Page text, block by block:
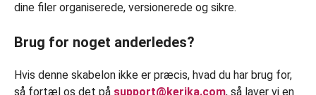
dine filer organiserede, versionerede og sikre.
Brug for noget anderledes?
Hvis denne skabelon ikke er præcis, hvad du har brug for,
så fortæl os det på support@kerika.com, så laver vi en